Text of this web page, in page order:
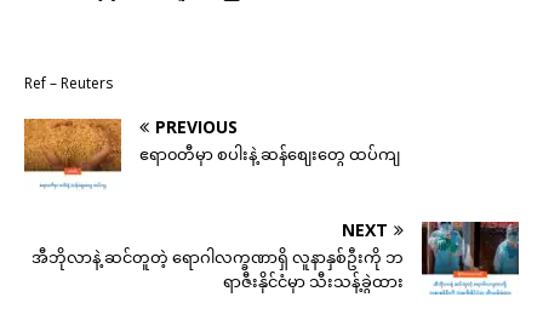
Ref – Reuters
PREVIOUS
ဧရာ၀တီမှာ စပါးနဲ့ ဆန်စျေးတွေ ထပ်ကျ
NEXT
အီဘိုလာနဲ့ ဆင်တူတဲ့ ရောဂါလက္ခဏာရှိ လူနာနှစ်ဦးကို ဘ
ရာဇီးနိုင်ငံမှာ သီးသန့်ခွဲထား